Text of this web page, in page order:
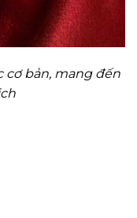
bản, mang đến